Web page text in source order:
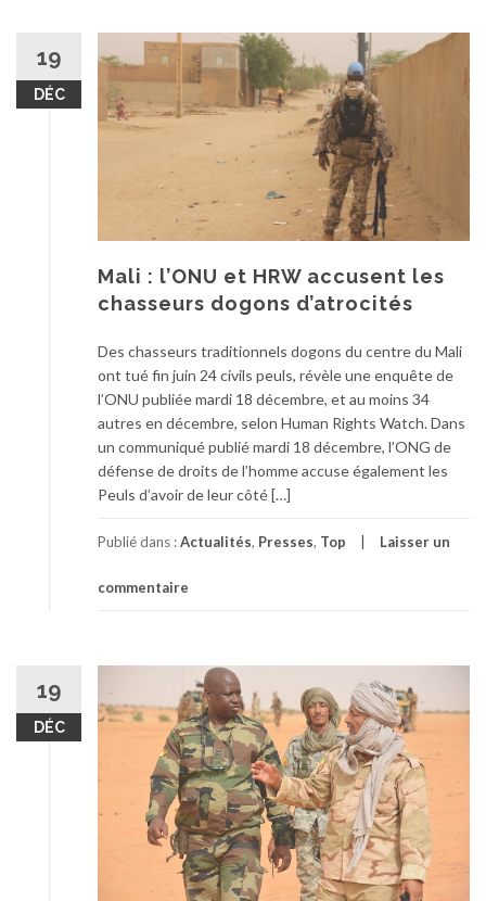
19
DÉC
Mali : l’ONU et HRW accusent les
chasseurs dogons d’atrocités
Des chasseurs traditionnels dogons du centre du Mali
ont tué fin juin 24 civils peuls, révèle une enquête de
l’ONU publiée mardi 18 décembre, et au moins 34
autres en décembre, selon Human Rights Watch. Dans
un communiqué publié mardi 18 décembre, l’ONG de
défense de droits de l’homme accuse également les
Peuls d’avoir de leur côté […]
Publié dans :Actualités, Presses, Top Laisser un
commentaire
19
DÉC